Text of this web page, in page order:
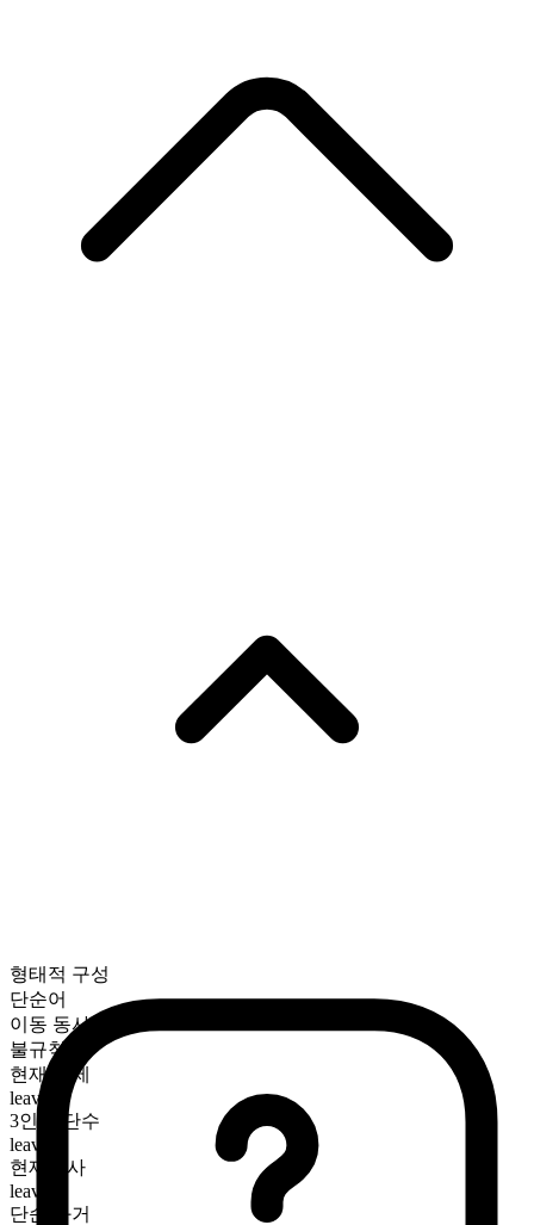
형태적 구성
단순어
이동 동사
불규칙
현재 시제
leave
3인칭 단수
leaves
현재분사
leaving
단순 과거